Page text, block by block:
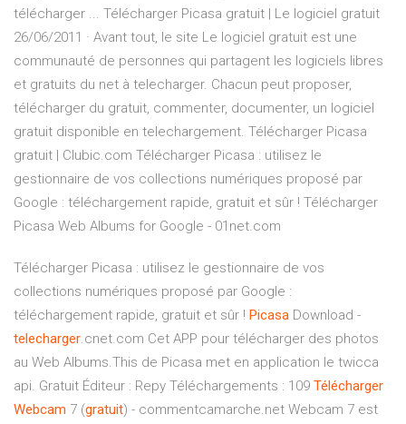
télécharger ... Télécharger Picasa gratuit | Le logiciel gratuit
26/06/2011 · Avant tout, le site Le logiciel gratuit est une
communauté de personnes qui partagent les logiciels libres
et gratuits du net à telecharger. Chacun peut proposer,
télécharger du gratuit, commenter, documenter, un logiciel
gratuit disponible en telechargement. Télécharger Picasa
gratuit | Clubic.com Télécharger Picasa : utilisez le
gestionnaire de vos collections numériques proposé par
Google : téléchargement rapide, gratuit et sûr ! Télécharger
Picasa Web Albums for Google - 01net.com
Télécharger Picasa : utilisez le gestionnaire de vos
collections numériques proposé par Google :
téléchargement rapide, gratuit et sûr ! Picasa Download -
telecharger.cnet.com Cet APP pour télécharger des photos
au Web Albums.This de Picasa met en application le twicca
api. Gratuit Éditeur : Repy Téléchargements : 109 Télécharger
Webcam 7 (gratuit) - commentcamarche.net Webcam 7 est